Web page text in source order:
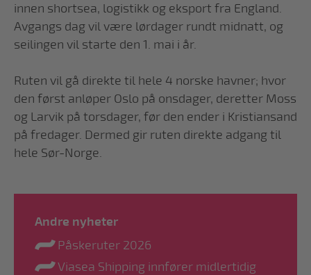
innen shortsea, logistikk og eksport fra England.
Avgangs dag vil være lørdager rundt midnatt, og
seilingen vil starte den 1. mai i år.
Ruten vil gå direkte til hele 4 norske havner; hvor
den først anløper Oslo på onsdager, deretter Moss
og Larvik på torsdager, før den ender i Kristiansand
på fredager. Dermed gir ruten direkte adgang til
hele Sør-Norge.
Andre nyheter
Påskeruter 2026
Viasea Shipping innfører midlertidig